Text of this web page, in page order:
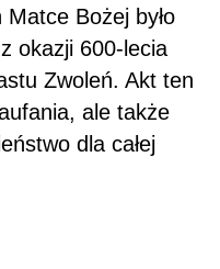
Bożej było
okazji 600-lecia
Zwoleń. Akt ten
ale także
dla całej